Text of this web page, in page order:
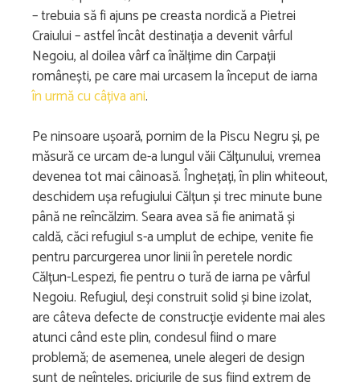
– trebuia să fi ajuns pe creasta nordică a Pietrei
Craiului – astfel încât destinația a devenit vârful
Negoiu, al doilea vârf ca înălțime din Carpații
românești, pe care mai urcasem la început de iarna
în urmă cu câțiva ani.
Pe ninsoare ușoară, pornim de la Piscu Negru și, pe
măsură ce urcam de-a lungul văii Călțunului, vremea
devenea tot mai câinoasă. Înghețați, în plin whiteout,
deschidem ușa refugiului Călțun și trec minute bune
până ne reîncălzim. Seara avea să fie animată și
caldă, căci refugiul s-a umplut de echipe, venite fie
pentru parcurgerea unor linii în peretele nordic
Călțun-Lespezi, fie pentru o tură de iarna pe vârful
Negoiu. Refugiul, deși construit solid și bine izolat,
are câteva defecte de construcție evidente mai ales
atunci când este plin, condesul fiind o mare
problemă; de asemenea, unele alegeri de design